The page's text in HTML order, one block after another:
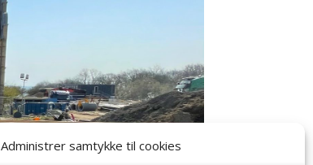
Administrer samtykke til cookies